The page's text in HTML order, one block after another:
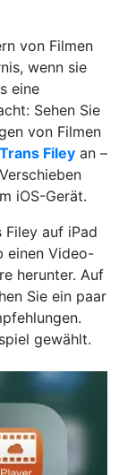
von Filmen
wenn sie
eine
Sehen Sie
von Filmen
Filey an –
iOS-Gerät.
Filey auf iPad
einen Video-
herunter. Auf
Sie ein paar
gewählt.